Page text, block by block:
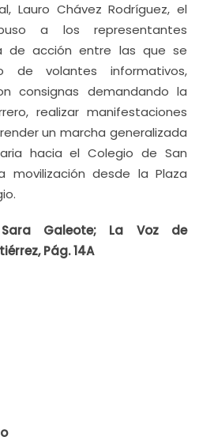
Lauro Chávez Rodríguez, el
a los representantes
de acción entre las que se
de volantes informativos,
consignas demandando la
realizar manifestaciones
un marcha generalizada
hacia el Colegio de San
movilización desde la Plaza
Galeote; La Voz de
Pág. 14A